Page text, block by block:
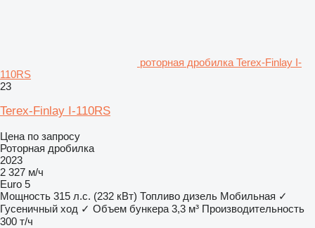
роторная дробилка Terex-Finlay I-
110RS
23
Terex-Finlay I-110RS
Цена по запросу
Роторная дробилка
2023
2 327 м/ч
Euro 5
Мощность 315 л.с. (232 кВт) Топливо дизель Мобильная ✓
Гусеничный ход ✓ Объем бункера 3,3 м³ Производительность
300 т/ч